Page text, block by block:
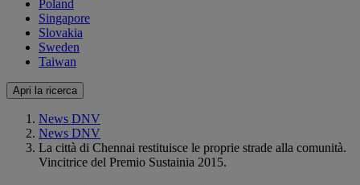
Poland
Singapore
Slovakia
Sweden
Taiwan
Apri la ricerca
News DNV
News DNV
La città di Chennai restituisce le proprie strade alla comunità.
Vincitrice del Premio Sustainia 2015.